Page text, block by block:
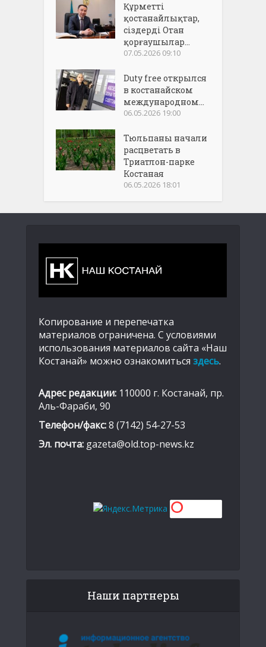
Құрметті
қостанайлықтар,
сіздерді Отан
қорғаушылар...
07.05.2026 09:10
Duty free открылся
в костанайском
международном...
06.05.2026 19:00
Тюльпаны начали
расцветать в
Триатлон-парке
Костаная
06.05.2026 18:01
Копирование и перепечатка
материалов ограничена. С условиями
использования материалов сайта «Наш
Костанай» можно ознакомиться здесь.
Адрес редакции: 110000 г. Костанай, пр.
Аль-Фараби, 90
Телефон/факс:8 (7142) 54-27-53
Эл. почта: gazeta@old.top-news.kz
Наши партнеры